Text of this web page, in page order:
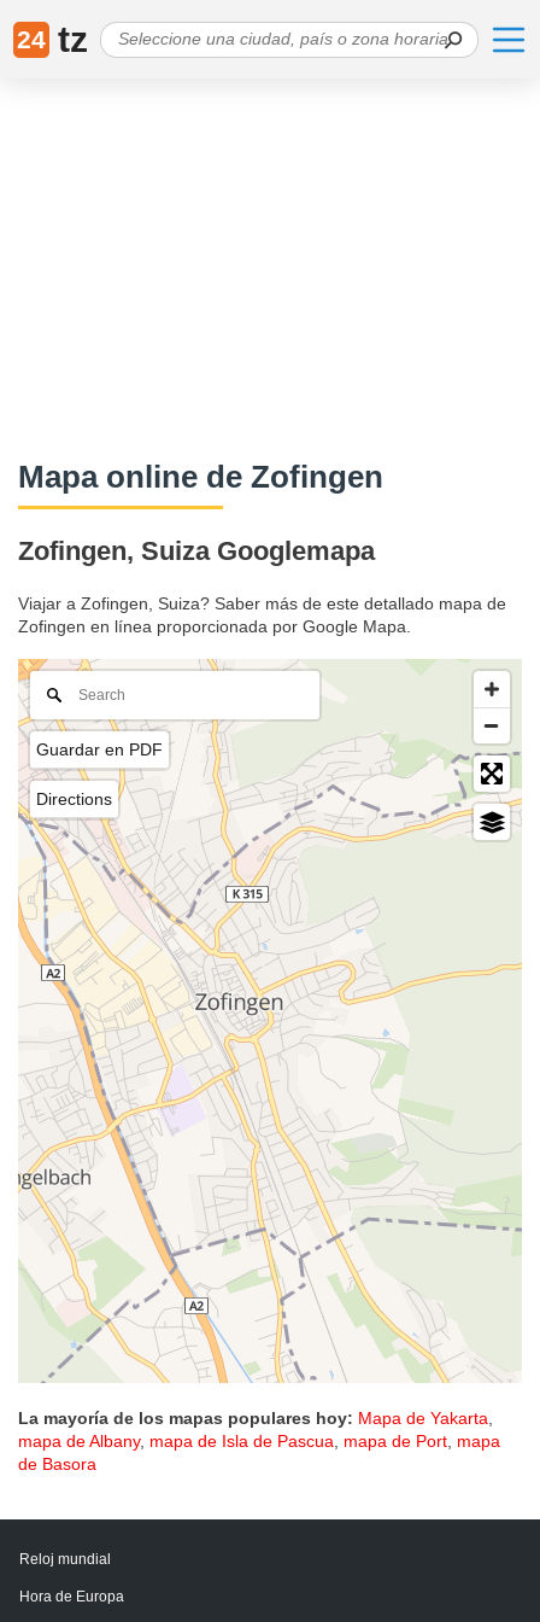
24 tz
Mapa online de Zofingen
Zofingen, Suiza Googlemapa
Viajar a Zofingen, Suiza? Saber más de este detallado mapa de
Zofingen en línea proporcionada por Google Mapa.
Guardar en PDF
Directions
La mayoría de los mapas populares hoy: Mapa de Yakarta,
mapa de Albany, mapa de Isla de Pascua, mapa de Port, mapa
de Basora
Reloj mundial
Hora de Europa